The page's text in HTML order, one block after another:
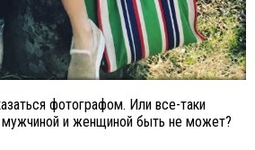
фотографом. Или все-таки
и женщиной быть не может?